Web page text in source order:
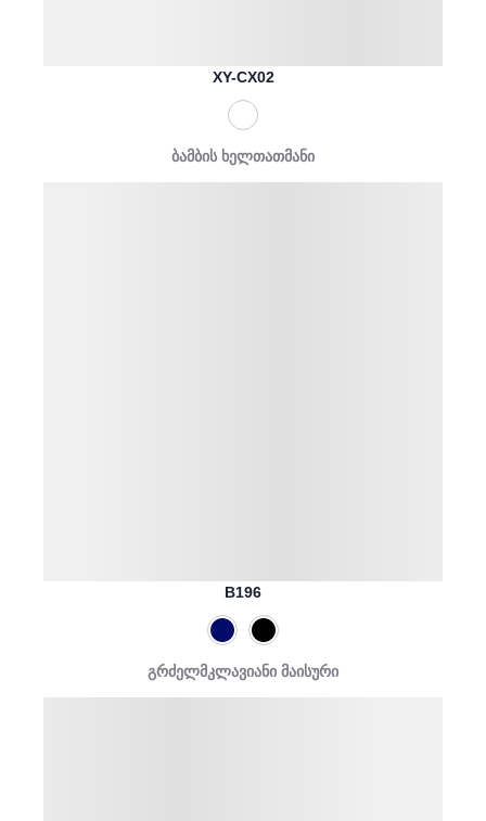
XY-CX02
ბამბის ხელთათმანი
B196
გრძელმკლავიანი მაისური